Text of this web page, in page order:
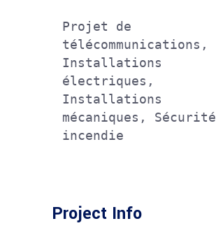
Projet de
télécommunications,
Installations
électriques,
Installations
mécaniques, Sécurité
incendie
Project Info